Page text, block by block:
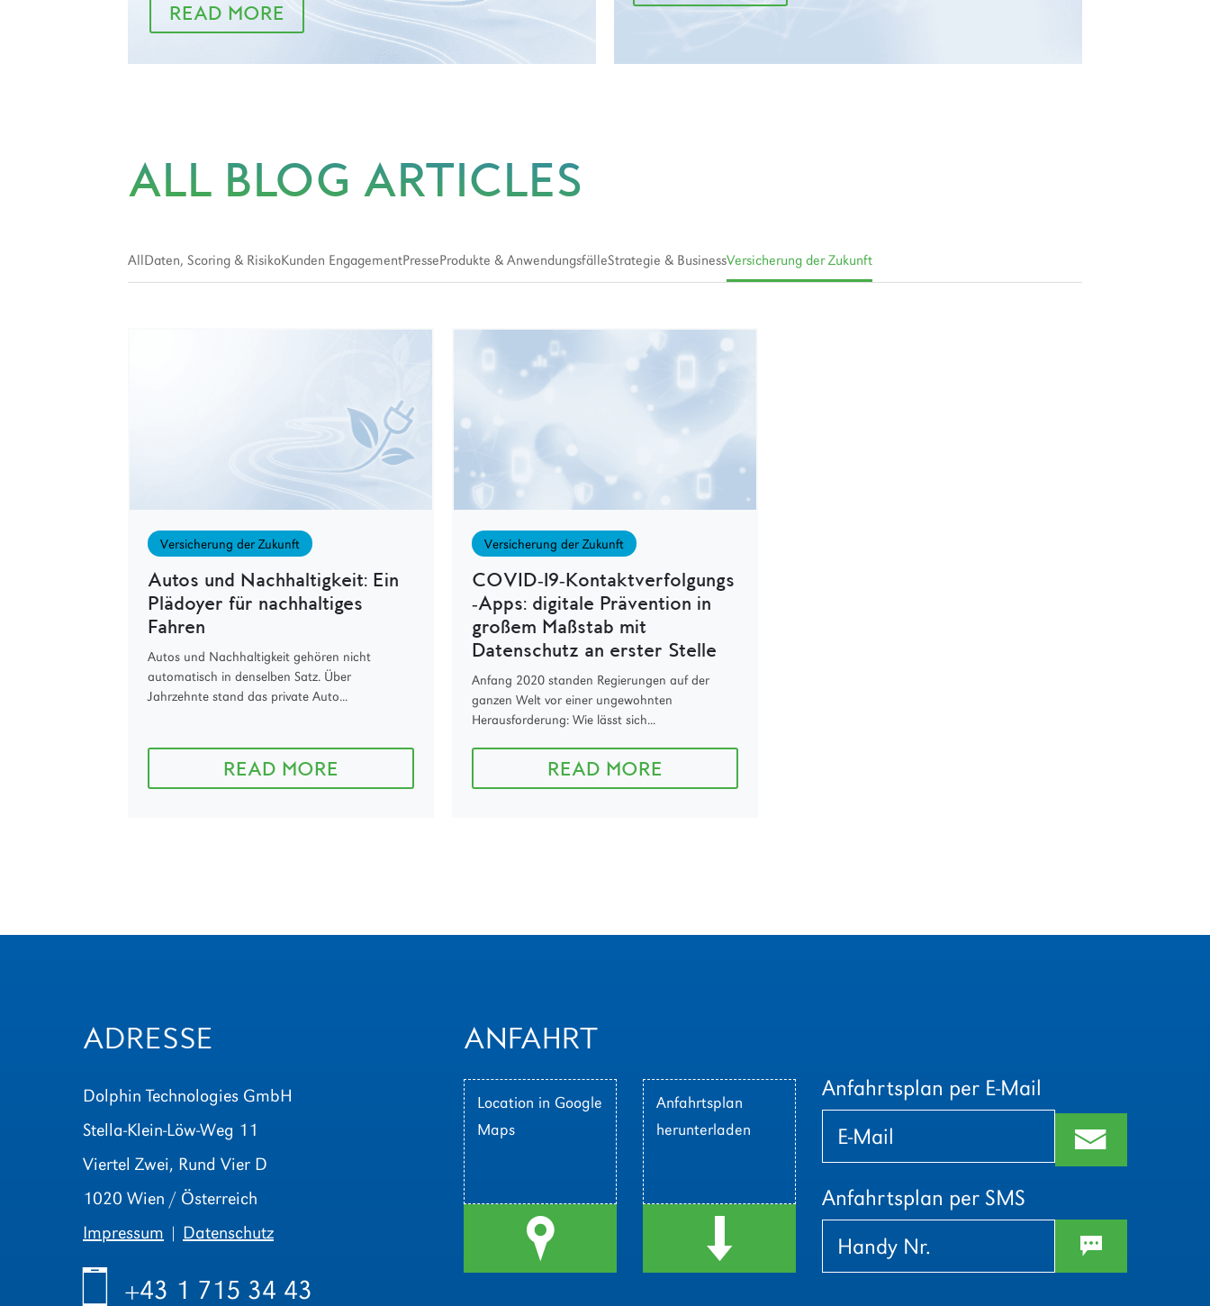
READ MORE
ALL BLOG ARTICLES
AllDaten, Scoring & RisikoKunden EngagementPresseProdukte & AnwendungsfälleStrategie & BusinessVersicherung der Zukunft
Versicherung der Zukunft
Autos und Nachhaltigkeit: Ein
Plädoyer für nachhaltiges
Fahren
Autos und Nachhaltigkeit gehören nicht
automatisch in denselben Satz. Über
Jahrzehnte stand das private Auto...
READ MORE
Versicherung der Zukunft
COVID‑19‑Kontaktverfolgungs
‑Apps: digitale Prävention in
großem Maßstab mit
Datenschutz an erster Stelle
Anfang 2020 standen Regierungen auf der
ganzen Welt vor einer ungewohnten
Herausforderung: Wie lässt sich...
READ MORE
ADRESSE
Dolphin Technologies GmbH
Stella-Klein-Löw-Weg 11
Viertel Zwei, Rund Vier D
1020 Wien / Österreich
Impressum | Datenschutz
+43 1 715 34 43
ANFAHRT
Location in Google
Maps
l
Anfahrtsplan
herunterladen
d
Anfahrtsplan per E-Mail
Bitte
lasse
dieses
Feld
Bitte
lasse
dieses
Feld
m
Anfahrtsplan per SMS
w